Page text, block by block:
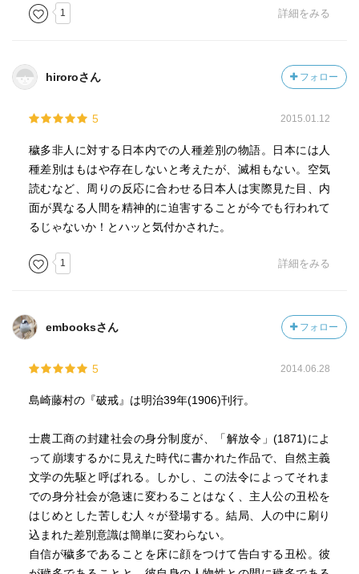
本書の結末については人間のリアリティーを追求した結果
として相違ないと私は思います。要するに、「人間は本質
不勉強ながらゾラもルソーも読んだことがないのですが、
私的には自然主義文学としては本作のラストはまさに理に
文語体ではなくため、大変読みやすかったです。
散々文語体を読んでいたので、言論一致体がこれほど読み
やすいとはと感動しました。
有名な作品なので、改版していくうちに修正が行われた結
果ということもあるのでしょうが、今まで格闘してきた文
中学生くらいでも十分に読める内容だと思います。
また、とても面白かったです。結構、長い作品なのです
単純に面白い小説が読みたいという人にもおすすめです。
1 詳細をみる
hiroroさん フォロー
5 2015.01.12
穢多非人に対する日本内での人種差別の物語。日本には人
種差別はもはや存在しないと考えたが、滅相もない。空気
読むなど、周りの反応に合わせる日本人は実際見た目、内
面が異なる人間を精神的に迫害することが今でも行われて
るじゃないか！とハッと気付かされた。
1 詳細をみる
embooksさん フォロー
5 2014.06.28
島崎藤村の『破戒』は明治39年(1906)刊行。
士農工商の封建社会の身分制度が、「解放令」(1871)によ
って崩壊するかに見えた時代に書かれた作品で、自然主義
文学の先駆と呼ばれる。しかし、この法令によってそれま
での身分社会が急速に変わることはなく、主人公の丑松を
はじめとした苦しむ人々が登場する。結局、人の中に刷り
込まれた差別意識は簡単に変わらない。
自信が穢多であることを床に顔をつけて告白する丑松。彼